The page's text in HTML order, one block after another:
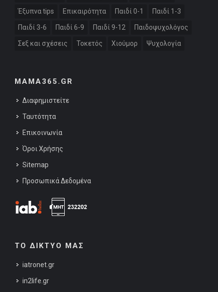
Έξυπνα tips Επικαιρότητα Παιδί 0-1 Παιδί 1-3
Παιδί 3-6 Παιδί 6-9 Παιδί 9-12 Παιδοψυχολόγος
Σεξ και σχέσεις Τοκετός Χιούμορ Ψυχολογία
MAMA365.GR
Διαφημιστείτε
Ταυτότητα
Επικοινωνία
Όροι Χρήσης
Sitemap
Προσωπικά Δεδομένα
ΤΟ ΔΙΚΤΥΟ ΜΑΣ
iatronet.gr
in2life.gr